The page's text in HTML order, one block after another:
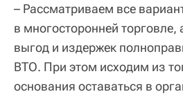
– Рассматриваем все
в многосторонней торговле,
выгод и издержек
ВТО. При этом исходим из
основания оставаться в